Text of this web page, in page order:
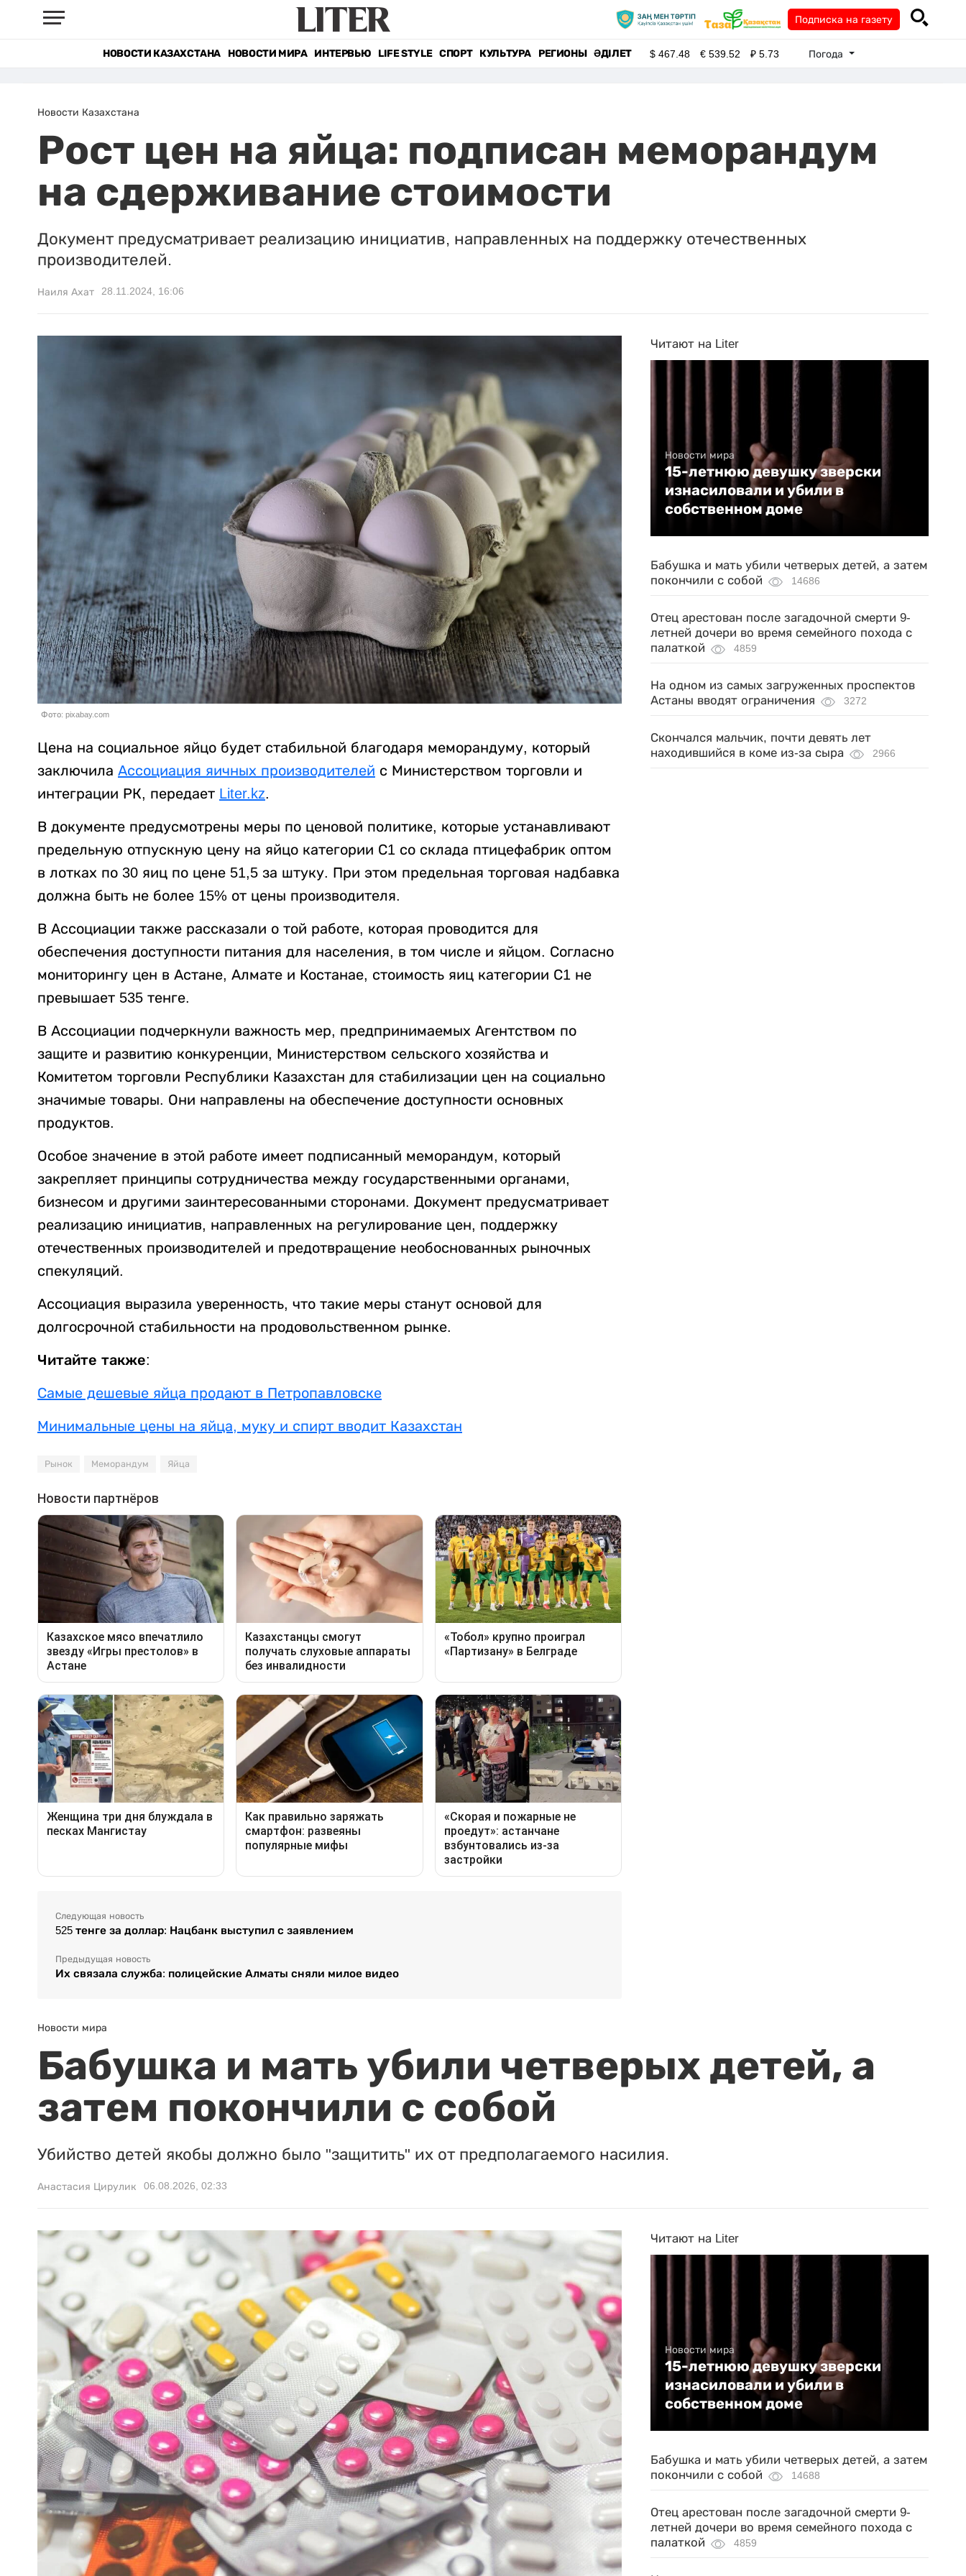
Подписка на газету
НОВОСТИ КАЗАХСТАНА НОВОСТИ МИРА ИНТЕРВЬЮ LIFE STYLE СПОРТ КУЛЬТУРА РЕГИОНЫ ӘДІЛЕТ $467.48 €539.52 ₽5.73 Погода
Новости Казахстана
Рост цен на яйца: подписан меморандум
на сдерживание стоимости
Документ предусматривает реализацию инициатив, направленных на поддержку отечественных
производителей.
Наиля Ахат 28.11.2024, 16:06
Фото: pixabay.com
Цена на социальное яйцо будет стабильной благодаря меморандуму, который
заключила Ассоциация яичных производителей с Министерством торговли и
интеграции РК, передает Liter.kz.
В документе предусмотрены меры по ценовой политике, которые устанавливают
предельную отпускную цену на яйцо категории С1 со склада птицефабрик оптом
в лотках по 30 яиц по цене 51,5 за штуку. При этом предельная торговая надбавка
должна быть не более 15% от цены производителя.
В Ассоциации также рассказали о той работе, которая проводится для
обеспечения доступности питания для населения, в том числе и яйцом. Согласно
мониторингу цен в Астане, Алмате и Костанае, стоимость яиц категории С1 не
превышает 535 тенге.
В Ассоциации подчеркнули важность мер, предпринимаемых Агентством по
защите и развитию конкуренции, Министерством сельского хозяйства и
Комитетом торговли Республики Казахстан для стабилизации цен на социально
значимые товары. Они направлены на обеспечение доступности основных
продуктов.
Особое значение в этой работе имеет подписанный меморандум, который
закрепляет принципы сотрудничества между государственными органами,
бизнесом и другими заинтересованными сторонами. Документ предусматривает
реализацию инициатив, направленных на регулирование цен, поддержку
отечественных производителей и предотвращение необоснованных рыночных
спекуляций.
Ассоциация выразила уверенность, что такие меры станут основой для
долгосрочной стабильности на продовольственном рынке.
Читайте также:
Самые дешевые яйца продают в Петропавловске
Минимальные цены на яйца, муку и спирт вводит Казахстан
Рынок Меморандум Яйца
Следующая новость
525 тенге за доллар: Нацбанк выступил с заявлением
Предыдущая новость
Их связала служба: полицейские Алматы сняли милое видео
Читают на Liter
Новости мира
15-летнюю девушку зверски
изнасиловали и убили в
собственном доме
Бабушка и мать убили четверых детей, а затем
покончили с собой
14686
Отец арестован после загадочной смерти 9-
летней дочери во время семейного похода с
палаткой
4859
На одном из самых загруженных проспектов
Астаны вводят ограничения
3272
Скончался мальчик, почти девять лет
находившийся в коме из-за сыра
2966
Новости мира
Бабушка и мать убили четверых детей, а
затем покончили с собой
Убийство детей якобы должно было "защитить" их от предполагаемого насилия.
Анастасия Цирулик 06.08.2026, 02:33
Читают на Liter
Новости мира
15-летнюю девушку зверски
изнасиловали и убили в
собственном доме
Бабушка и мать убили четверых детей, а затем
покончили с собой
14688
Отец арестован после загадочной смерти 9-
летней дочери во время семейного похода с
палаткой
4859